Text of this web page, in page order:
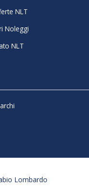
NLT
Noleggi
NLT
Lombardo